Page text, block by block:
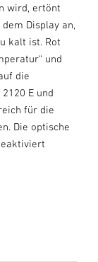
wird, ertönt
Display an,
kalt ist. Rot
und
die
E und
für die
Die optische